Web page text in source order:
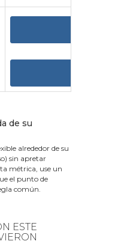
de su
alrededor de su
sin apretar
métrica, use un
el punto de
común.
ESTE